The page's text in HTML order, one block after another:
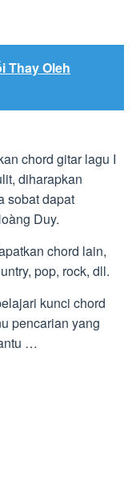
Thay Oleh
chord gitar lagu I
diharapkan
sobat dapat
Duy.
chord lain,
pop, rock, dll.
kunci chord
pencarian yang
…